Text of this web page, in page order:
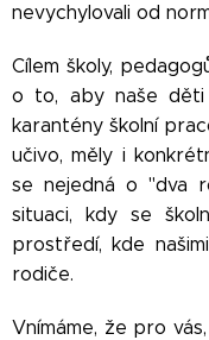
nevychylovali od
Cílem školy,
o to, aby naše
karantény školní
učivo, měly i
se nejedná o "dva
situaci, kdy se
prostředí, kde
rodiče.
Vnímáme, že pro